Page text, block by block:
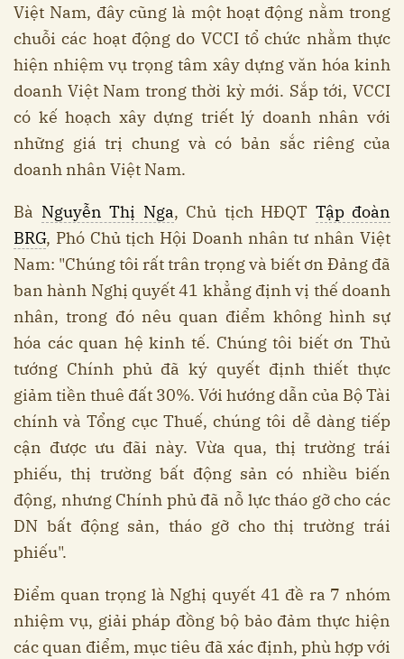
Việt Nam, đây cũng là một hoạt động nằm trong
chuỗi các hoạt động do VCCI tổ chức nhằm thực
hiện nhiệm vụ trọng tâm xây dựng văn hóa kinh
doanh Việt Nam trong thời kỳ mới. Sắp tới, VCCI
có kế hoạch xây dựng triết lý doanh nhân với
những giá trị chung và có bản sắc riêng của
doanh nhân Việt Nam.
Bà Nguyễn Thị Nga, Chủ tịch HĐQT Tập đoàn
BRG, Phó Chủ tịch Hội Doanh nhân tư nhân Việt
Nam: "Chúng tôi rất trân trọng và biết ơn Đảng đã
ban hành Nghị quyết 41 khẳng định vị thế doanh
nhân, trong đó nêu quan điểm không hình sự
hóa các quan hệ kinh tế. Chúng tôi biết ơn Thủ
tướng Chính phủ đã ký quyết định thiết thực
giảm tiền thuê đất 30%. Với hướng dẫn của Bộ Tài
chính và Tổng cục Thuế, chúng tôi dễ dàng tiếp
cận được ưu đãi này. Vừa qua, thị trường trái
phiếu, thị trường bất động sản có nhiều biến
động, nhưng Chính phủ đã nỗ lực tháo gỡ cho các
DN bất động sản, tháo gỡ cho thị trường trái
phiếu".
Điểm quan trọng là Nghị quyết 41 đề ra 7 nhóm
nhiệm vụ, giải pháp đồng bộ bảo đảm thực hiện
các quan điểm, mục tiêu đã xác định, phù hợp với